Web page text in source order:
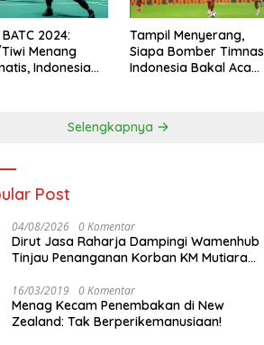
2024:
Menang
Indonesia
Tampil Menyerang,
Siapa Bomber Timnas
Indonesia Bakal Acak-
Selengkapnya
Post
04/08/2026 0 Komentar
Dirut Jasa Raharja Dampingi Wamenhub
Tinjau Penanganan Korban KM Mutiara
16/03/2019 0 Komentar
Menag Kecam Penembakan di New
Zealand: Tak Berperikemanusiaan!